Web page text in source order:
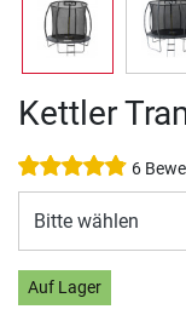
Kettler
6
Bitte wählen
Auf Lager